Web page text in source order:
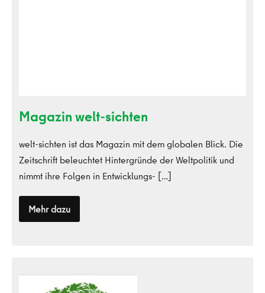
Magazin welt-sichten
welt-sichten ist das Magazin mit dem globalen Blick. Die
Zeitschrift beleuchtet Hintergründe der Weltpolitik und
nimmt ihre Folgen in Entwicklungs- […]
Mehr dazu
Magazin
welt-